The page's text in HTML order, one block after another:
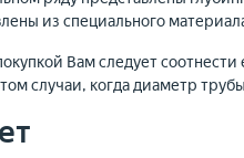
из специального
Вам следует
случаи, когда диаметр